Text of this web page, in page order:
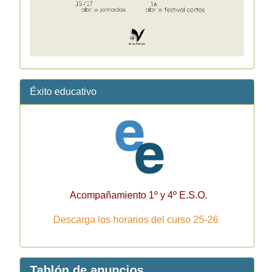
Éxito educativo
Acompañamiento 1º y 4º E.S.O.
Descarga los horarios del curso 25-26